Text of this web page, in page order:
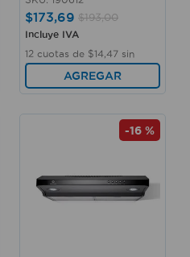
$173,69 $193,00
Incluye IVA
12 cuotas de $14 47 sin
interés
AGREGAR
-16 %